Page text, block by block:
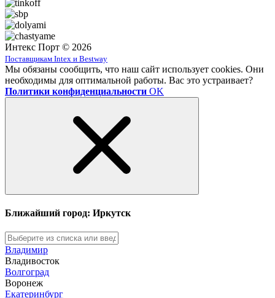
Интекс Порт © 2026
Поставщикам Intex и Bestway
Мы обязаны сообщить, что наш сайт использует cookies. Они
необходимы для оптимальной работы. Вас это устраивает?
Политики конфиденциальности OK
Ближайший город: Иркутск
Владимир
Владивосток
Волгоград
Воронеж
Екатеринбург